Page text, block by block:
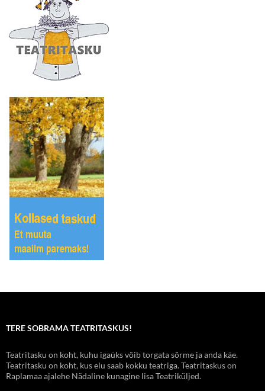
TERE SOBRAMA TEATRITASKUS!
Teatritasku on koht, kuhu igaüks võib torgata sõrme ja anda käe.
Teatritasku on koht, kus elu saab kokku teatriga. Teatritaskus on
Raplamaa ajalehe Nädaline kunagine lisa Teatriküljed.